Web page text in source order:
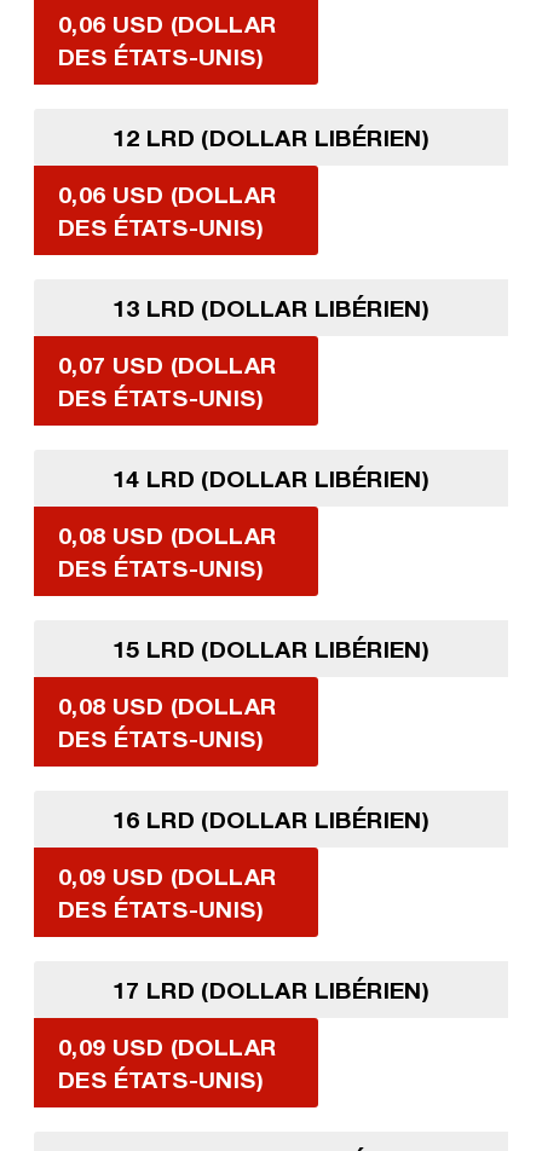
0,06 USD (DOLLAR
DES ÉTATS-UNIS)
12 LRD (DOLLAR LIBÉRIEN)
0,06 USD (DOLLAR
DES ÉTATS-UNIS)
13 LRD (DOLLAR LIBÉRIEN)
0,07 USD (DOLLAR
DES ÉTATS-UNIS)
14 LRD (DOLLAR LIBÉRIEN)
0,08 USD (DOLLAR
DES ÉTATS-UNIS)
15 LRD (DOLLAR LIBÉRIEN)
0,08 USD (DOLLAR
DES ÉTATS-UNIS)
16 LRD (DOLLAR LIBÉRIEN)
0,09 USD (DOLLAR
DES ÉTATS-UNIS)
17 LRD (DOLLAR LIBÉRIEN)
0,09 USD (DOLLAR
DES ÉTATS-UNIS)